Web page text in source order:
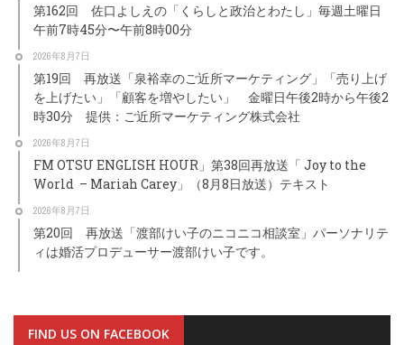
第162回 佐口よしえの「くらしと政治とわたし」毎週土曜日
午前7時45分〜午前8時00分
2026年8月7日
第19回 再放送「泉裕幸のご近所マーケティング」「売り上げ
を上げたい」「顧客を増やしたい」 金曜日午後2時から午後2
時30分 提供：ご近所マーケティング株式会社
2026年8月7日
FM OTSU ENGLISH HOUR」第38回再放送「 Joy to the
World – Mariah Carey」（8月8日放送）テキスト
2026年8月7日
第20回 再放送「渡部けい子のニコニコ相談室」パーソナリテ
ィは婚活プロデューサー渡部けい子です。
FIND US ON FACEBOOK